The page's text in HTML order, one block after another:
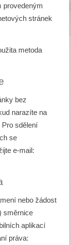
provedeným
stránek
metoda
bez
narazíte na
Pro sdělení
se
e-mail:
nebo žádost
směrnice
aplikací
práva: